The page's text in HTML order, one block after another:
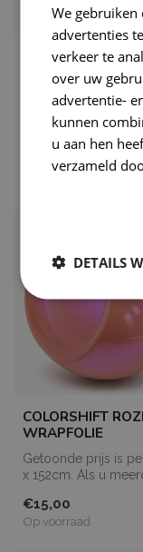
Niet op voorraad
METALLIC
PURPLE
Getoonde prijs is
x 152cm. Als u
meters bestelt, dan
€15,00
COLORSHIFT
WRAPFOLIE
Getoonde prijs is
x 152cm. Als u
de...
€15,00
Op voorraad
We
advertenties
verkeer te
over uw
advertentie-
kunnen
u aan hen
verzameld
DETAILS